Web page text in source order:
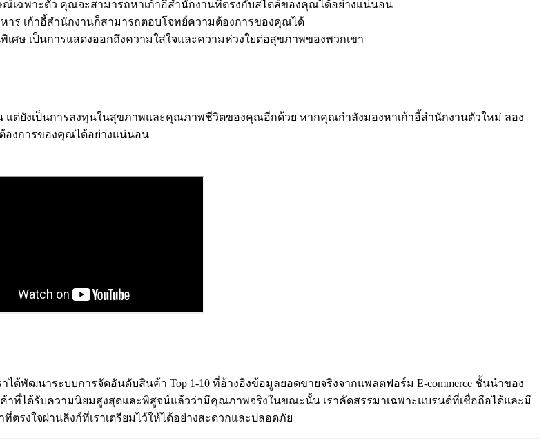
เฉพาะตัว คุณจะสามารถหาเก้าอี้สำนักงานที่ตรงกับสไตล์ของคุณได้อย่างแน่นอน
ร เก้าอี้สำนักงานก็สามารถตอบโจทย์ความต้องการของคุณได้
ศษ เป็นการแสดงออกถึงความใส่ใจและความห่วงใยต่อสุขภาพของพวกเขา
แต่ยังเป็นการลงทุนในสุขภาพและคุณภาพชีวิตของคุณอีกด้วย หากคุณกำลังมองหาเก้าอี้สำนักงานตัวใหม่ ลอง
องการของคุณได้อย่างแน่นอน
ได้พัฒนาระบบการจัดอันดับสินค้า Top 1-10 ที่อ้างอิงข้อมูลยอดขายจริงจากแพลตฟอร์ม E-commerce ชั้นนำของ
ค้าที่ได้รับความนิยมสูงสุดและพิสูจน์แล้วว่ามีคุณภาพจริงในขณะนั้น เราคัดสรรมาเฉพาะแบรนด์ที่เชื่อถือได้และมี
รงใจผ่านลิงก์ที่เราเตรียมไว้ให้ได้อย่างสะดวกและปลอดภัย